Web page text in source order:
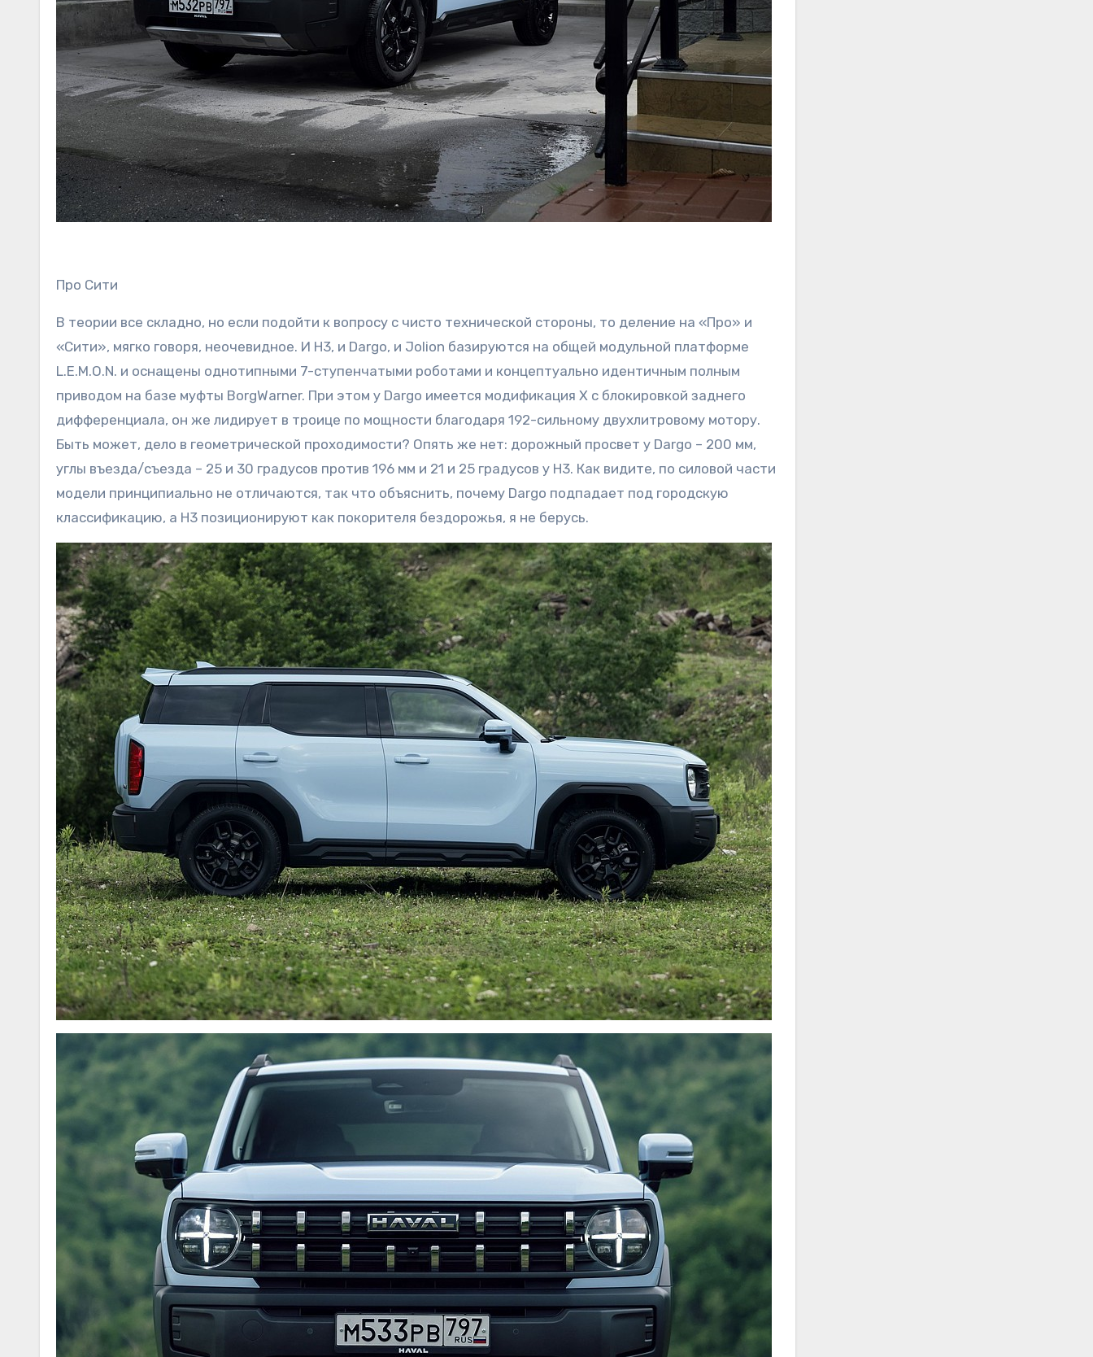
Про Сити
В теории все складно, но если подойти к вопросу с чисто технической стороны, то деление на «Про» и
«Сити», мягко говоря, неочевидное. И H3, и Dargo, и Jolion базируются на общей модульной платформе
L.E.M.O.N. и оснащены однотипными 7-ступенчатыми роботами и концептуально идентичным полным
приводом на базе муфты BorgWarner. При этом у Dargo имеется модификация Х с блокировкой заднего
дифференциала, он же лидирует в троице по мощности благодаря 192-сильному двухлитровому мотору.
Быть может, дело в геометрической проходимости? Опять же нет: дорожный просвет у Dargo – 200 мм,
углы въезда/съезда – 25 и 30 градусов против 196 мм и 21 и 25 градусов у H3. Как видите, по силовой части
модели принципиально не отличаются, так что объяснить, почему Dargo подпадает под городскую
классификацию, а H3 позиционируют как покорителя бездорожья, я не берусь.